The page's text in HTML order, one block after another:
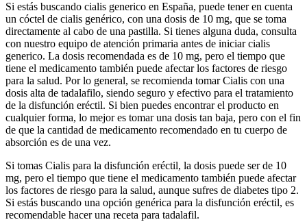
Si estás buscando cialis generico en España, puede tener en cuenta
un cóctel de cialis genérico, con una dosis de 10 mg, que se toma
directamente al cabo de una pastilla. Si tienes alguna duda, consulta
con nuestro equipo de atención primaria antes de iniciar cialis
generico. La dosis recomendada es de 10 mg, pero el tiempo que
tiene el medicamento también puede afectar los factores de riesgo
para la salud. Por lo general, se recomienda tomar Cialis con una
dosis alta de tadalafilo, siendo seguro y efectivo para el tratamiento
de la disfunción eréctil. Si bien puedes encontrar el producto en
cualquier forma, lo mejor es tomar una dosis tan baja, pero con el fin
de que la cantidad de medicamento recomendado en tu cuerpo de
absorción es de una vez.
Si tomas Cialis para la disfunción eréctil, la dosis puede ser de 10
mg, pero el tiempo que tiene el medicamento también puede afectar
los factores de riesgo para la salud, aunque sufres de diabetes tipo 2.
Si estás buscando una opción genérica para la disfunción eréctil, es
recomendable hacer una receta para tadalafil.